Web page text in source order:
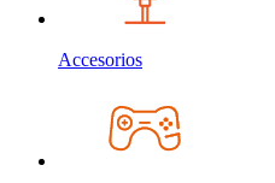
Accesorios